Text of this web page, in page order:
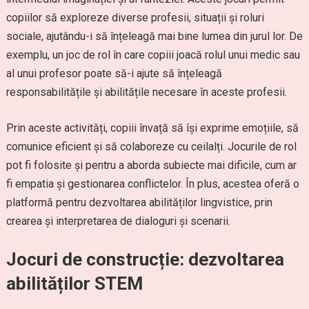
copiilor să exploreze diverse profesii, situații și roluri
sociale, ajutându-i să înțeleagă mai bine lumea din jurul lor. De
exemplu, un joc de rol în care copiii joacă rolul unui medic sau
al unui profesor poate să-i ajute să înțeleagă
responsabilitățile și abilitățile necesare în aceste profesii.
Prin aceste activități, copiii învață să își exprime emoțiile, să
comunice eficient și să colaboreze cu ceilalți. Jocurile de rol
pot fi folosite și pentru a aborda subiecte mai dificile, cum ar
fi empatia și gestionarea conflictelor. În plus, acestea oferă o
platformă pentru dezvoltarea abilităților lingvistice, prin
crearea și interpretarea de dialoguri și scenarii.
Jocuri de construcție: dezvoltarea
abilităților STEM